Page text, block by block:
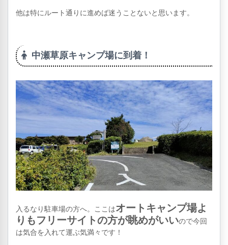
他は特にルート通りに進めば迷うことないと思います。
中瀬草原キャンプ場に到着！
入るなり駐車場の方へ。ここはオートキャンプ場よ
りもフリーサイトの方が眺めがいいので今回
は気合を入れて運ぶ気満々です！